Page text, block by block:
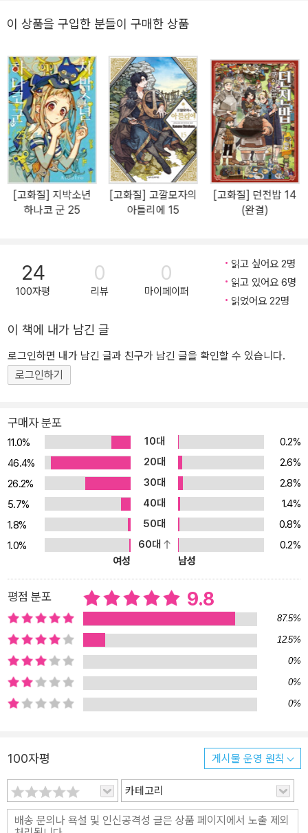
이 상품을 구입한 분들이 구매한 상품
[고화질] 지박소년
하나코 군 25
[고화질] 고깔모자의
아틀리에 15
[고화질] 던전밥 14
(완결)
24
100자평
0
리뷰
0
마이페이퍼
읽고 싶어요 2명
읽고 있어요 6명
읽었어요 22명
이 책에 내가 남긴 글
로그인하면 내가 남긴 글과 친구가 남긴 글을 확인할 수 있습니다.
로그인하기
구매자 분포
11.0% 10대
0.2%
46.4%
20대
2.6%
26.2%
30대
2.8%
5.7%
40대
1.4%
1.8%
50대
0.8%
1.0%
60대
0.2%
여성
남성
평점 분포 9.8
87.5%
12.5%
0%
0%
0%
100자평 게시물 운영 원칙
카테고리